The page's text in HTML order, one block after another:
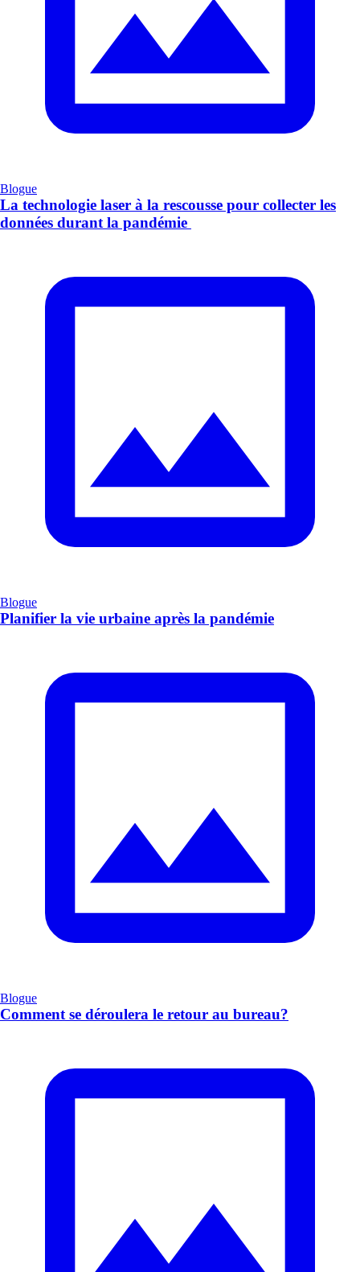
Blogue
La technologie laser à la rescousse pour collecter les
données durant la pandémie
Blogue
Planifier la vie urbaine après la pandémie
Blogue
Comment se déroulera le retour au bureau?